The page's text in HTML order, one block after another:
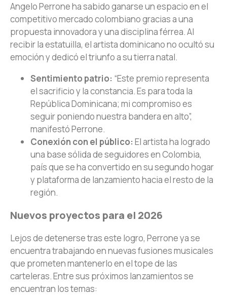
Angelo Perrone ha sabido ganarse un espacio en el
competitivo mercado colombiano gracias a una
propuesta innovadora y una disciplina férrea. Al
recibir la estatuilla, el artista dominicano no ocultó su
emoción y dedicó el triunfo a su tierra natal.
Sentimiento patrio: “Este premio representa
el sacrificio y la constancia. Es para toda la
República Dominicana; mi compromiso es
seguir poniendo nuestra bandera en alto”,
manifestó Perrone.
Conexión con el público: El artista ha logrado
una base sólida de seguidores en Colombia,
país que se ha convertido en su segundo hogar
y plataforma de lanzamiento hacia el resto de la
región.
Nuevos proyectos para el 2026
Lejos de detenerse tras este logro, Perrone ya se
encuentra trabajando en nuevas fusiones musicales
que prometen mantenerlo en el tope de las
carteleras. Entre sus próximos lanzamientos se
encuentran los temas: